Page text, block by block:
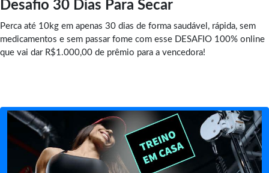
Desafio 30 Dias Para Secar
Perca até 10kg em apenas 30 dias de forma saudável, rápida, sem
medicamentos e sem passar fome com esse DESAFIO 100% online
que vai dar R$1.000,00 de prêmio para a vencedora!